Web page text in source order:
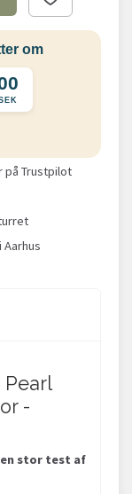
om
på Trustpilot
-
stor test af